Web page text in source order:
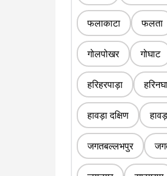
फलाकाटा फलता
गोलपोखर गोघाट
हरिहरपाड़ा
हावड़ा दक्षिण
जगतबल्लभपुर